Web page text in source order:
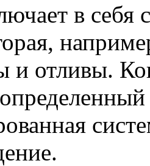
в себя
и отливы.